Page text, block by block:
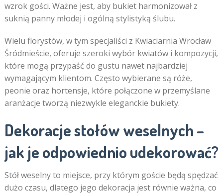
wzrok gości. Ważne jest, aby bukiet harmonizował z
suknią panny młodej i ogólną stylistyką ślubu.
Wielu florystów, w tym specjaliści z Kwiaciarnia Wrocław
Śródmieście, oferuje szeroki wybór kwiatów i kompozycji,
które mogą przypaść do gustu nawet najbardziej
wymagającym klientom. Często wybierane są róże,
peonie oraz hortensje, które połączone w przemyślane
aranżacje tworzą niezwykle eleganckie bukiety.
Dekoracje stołów weselnych –
jak je odpowiednio udekorować?
Stół weselny to miejsce, przy którym goście będą spędzać
dużo czasu, dlatego jego dekoracja jest równie ważna, co